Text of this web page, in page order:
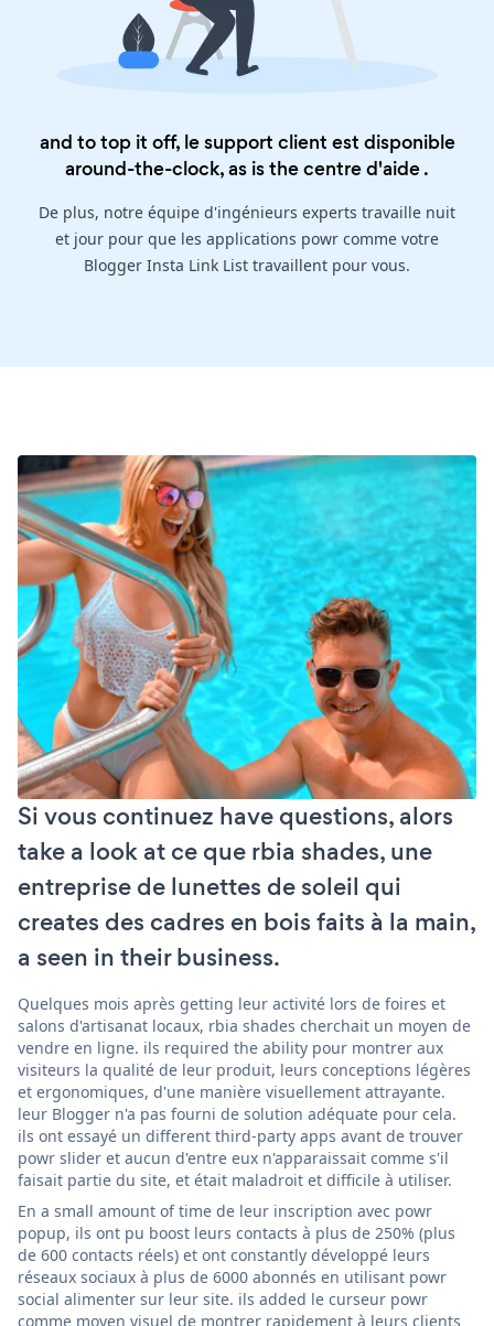
and to top it off, le support client est disponible
around-the-clock, as is thecentre d'aide.
De plus, notre équipe d'ingénieurs experts travaille nuit
et jour pour que les applications powr comme votre
Blogger Insta Link List travaillent pour vous.
Si vous continuez have questions, alors
take a look at ce que rbia shades, une
entreprise de lunettes de soleil qui
creates des cadres en bois faits à la main,
a seen in their business.
Quelques mois après getting leur activité lors de foires et
salons d'artisanat locaux, rbia shades cherchait un moyen de
vendre en ligne. ils required the ability pour montrer aux
visiteurs la qualité de leur produit, leurs conceptions légères
et ergonomiques, d'une manière visuellement attrayante.
leur Blogger n'a pas fourni de solution adéquate pour cela.
ils ont essayé un different third-party apps avant de trouver
powr slider et aucun d'entre eux n'apparaissait comme s'il
faisait partie du site, et était maladroit et difficile à utiliser.
En a small amount of time de leur inscription avec powr
popup, ils ont pu boost leurs contacts à plus de 250% (plus
de 600 contacts réels) et ont constantly développé leurs
réseaux sociaux à plus de 6000 abonnés en utilisant powr
social alimenter sur leur site. ils added le curseur powr
comme moyen visuel de montrer rapidement à leurs clients